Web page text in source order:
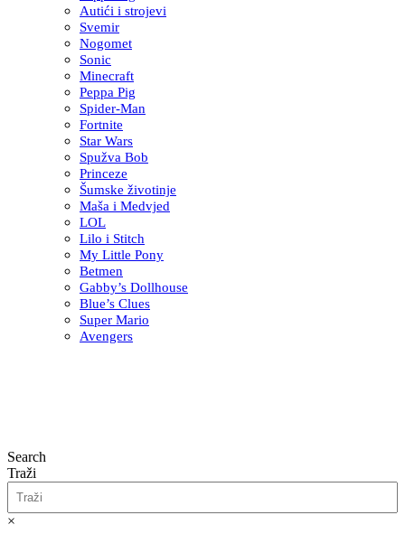
Autići i strojevi
Svemir
Nogomet
Sonic
Minecraft
Peppa Pig
Spider-Man
Fortnite
Star Wars
Spužva Bob
Princeze
Šumske životinje
Maša i Medvjed
LOL
Lilo i Stitch
My Little Pony
Betmen
Gabby’s Dollhouse
Blue’s Clues
Super Mario
Avengers
Search
Traži
×